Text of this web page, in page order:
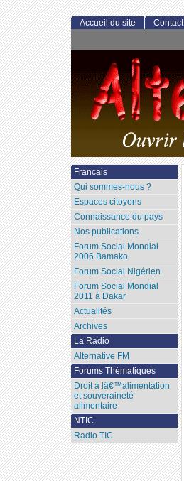
Accueil du site Contact
Francais
Qui sommes-nous ?
Espaces citoyens
Connaissance du pays
Nos publications
Forum Social Mondial
2006 Bamako
Forum Social Nigérien
Forum Social Mondial
2011 à Dakar
Actualités
Archives
La Radio
Alternative FM
Forums Thématiques
Droit à lâ€™alimentation
et souveraineté
alimentaire
NTIC
Radio TIC